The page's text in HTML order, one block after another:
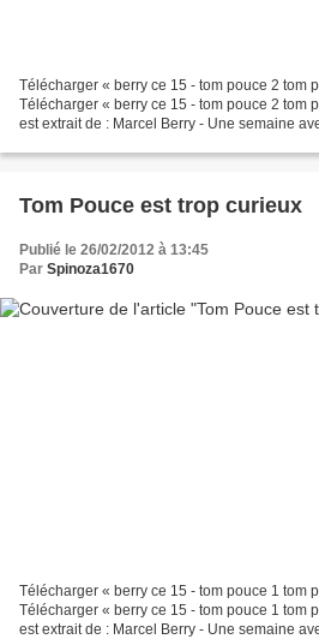
Télécharger « berry ce 15 - tom pouce 2 tom
Télécharger « berry ce 15 - tom pouce 2 tom
est extrait de : Marcel Berry - Une semaine
Tom Pouce est trop curieux
Publié le 26/02/2012 à 13:45
Par Spinoza1670
Télécharger « berry ce 15 - tom pouce 1 tom
Télécharger « berry ce 15 - tom pouce 1 tom
est extrait de : Marcel Berry - Une semaine